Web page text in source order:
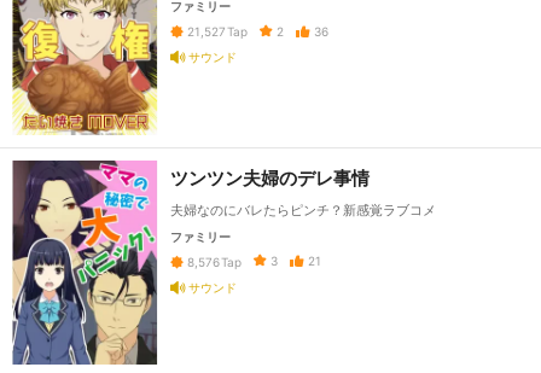
ファミリー
21,527 Tap 2
36
サウンド
ツンツン夫婦のデレ事情
夫婦なのにバレたらピンチ？新感覚ラブコメ
ファミリー
8,576Tap 3
21
サウンド